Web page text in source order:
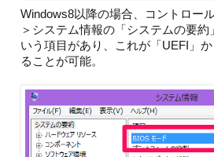
Windows8以降の場合、コントロー
＞システム情報の「システムの要約
いう項目があり、これが「UEFI」
ることが可能。